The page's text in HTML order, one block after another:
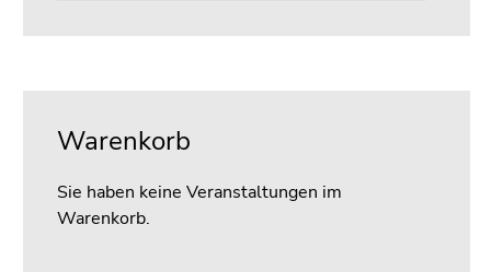
Warenkorb
Sie haben keine Veranstaltungen im
Warenkorb.